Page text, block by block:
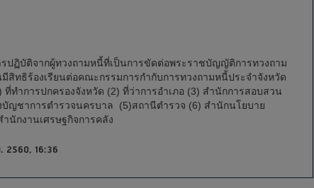
ฏิบัติจากผู้ทวงถามหนี้ที่เป็นการขัดต่อพระราชบัญญัติการทวงถาม
ทธิร้องเรียนต่อคณะกรรมการกำกับการทวงถามหนี้ประจำจังหวัด
ทำการปกครองจังหวัด (2) ที่ว่าการอำเภอ (3) สำนักการสอบสวน
บัญชาการตำรวจนครบาล (5)สถานีตำรวจ (6) สำนักนโยบาย
นักงานเศรษฐกิจการคลัง
16:36